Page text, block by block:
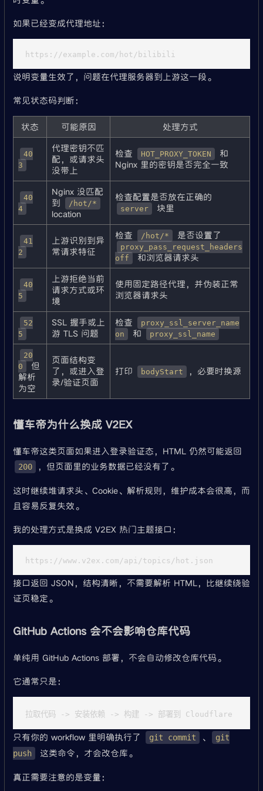
如果已经变成代理地址：
说明变量生效了，问题在代理服务器到上游这一段。
常见状态码判断：
状态 可能原因 处理方式
40
3
代理密钥不匹
配，或请求头
没带上
检查 HOT_PROXY_TOKEN
和
Nginx 里的密钥是否完全一致
40
4
Nginx 没匹配
到
/hot/*
location
检查配置是否放在正确的
server 块里
41
2
上游识别到异
常请求特征
检查 /hot/* 是否设置了
proxy_pass_request_headers
off
和浏览器请求头
40
5
上游拒绝当前
请求方式或环
境
使用固定路径代理，并伪装正常
浏览器请求头
52
5
SSL 握手或上
游 TLS 问题
检查
proxy_ssl_server_name
on
和 proxy_ssl_name
20
0
但
解析
为空
页面结构变
了，或进入登
录/验证页面
打印 bodyStart ，必要时换源
懂车帝为什么换成 V2EX
懂车帝这类页面如果进入登录验证态，HTML 仍然可能返回
200 ，但页面里的业务数据已经没有了。
这时继续堆请求头、Cookie、解析规则，维护成本会很高，而
且容易反复失效。
我的处理方式是换成 V2EX 热门主题接口：
接口返回 JSON，结构清晰，不需要解析 HTML，比继续绕验
证页稳定。
GitHub Actions 会不会影响仓库代码
单纯用 GitHub Actions 部署，不会自动修改仓库代码。
它通常只是：
只有你的 workflow 里明确执行了 git commit 、
git
push
这类命令，才会改仓库。
真正需要注意的是变量：